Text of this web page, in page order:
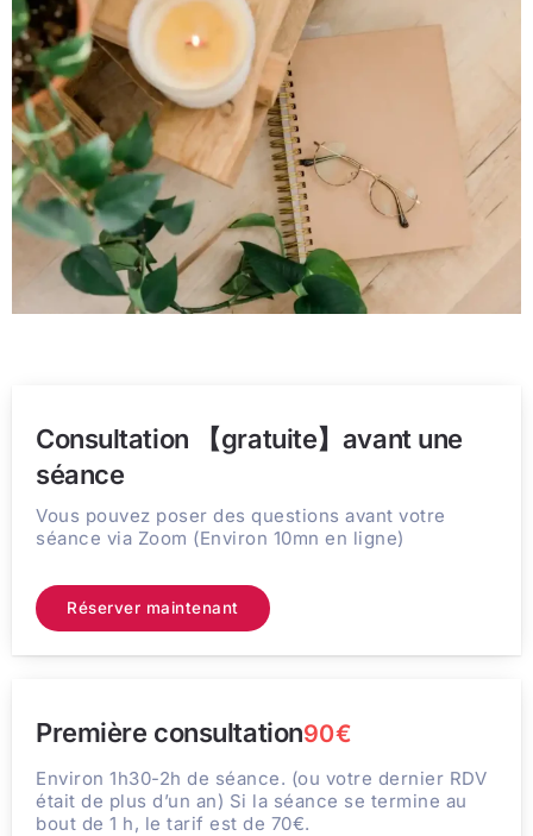
Consultation 【gratuite】avant une
séance
Vous pouvez poser des questions avant votre
séance via Zoom (Environ 10mn en ligne)
Réserver maintenant
Première consultation90€
Environ 1h30-2h de séance. (ou votre dernier RDV
était de plus d’un an) Si la séance se termine au
bout de 1 h, le tarif est de 70€.